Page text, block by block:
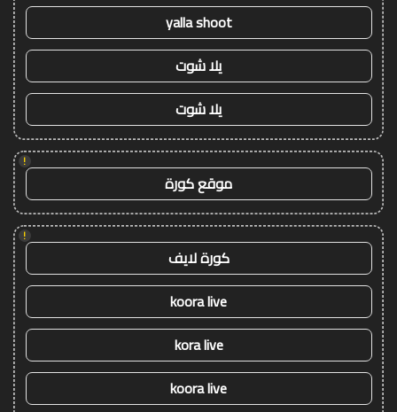
yalla shoot
يلا شوت
يلا شوت
!
موقع كورة
!
كورة لايف
koora live
kora live
koora live